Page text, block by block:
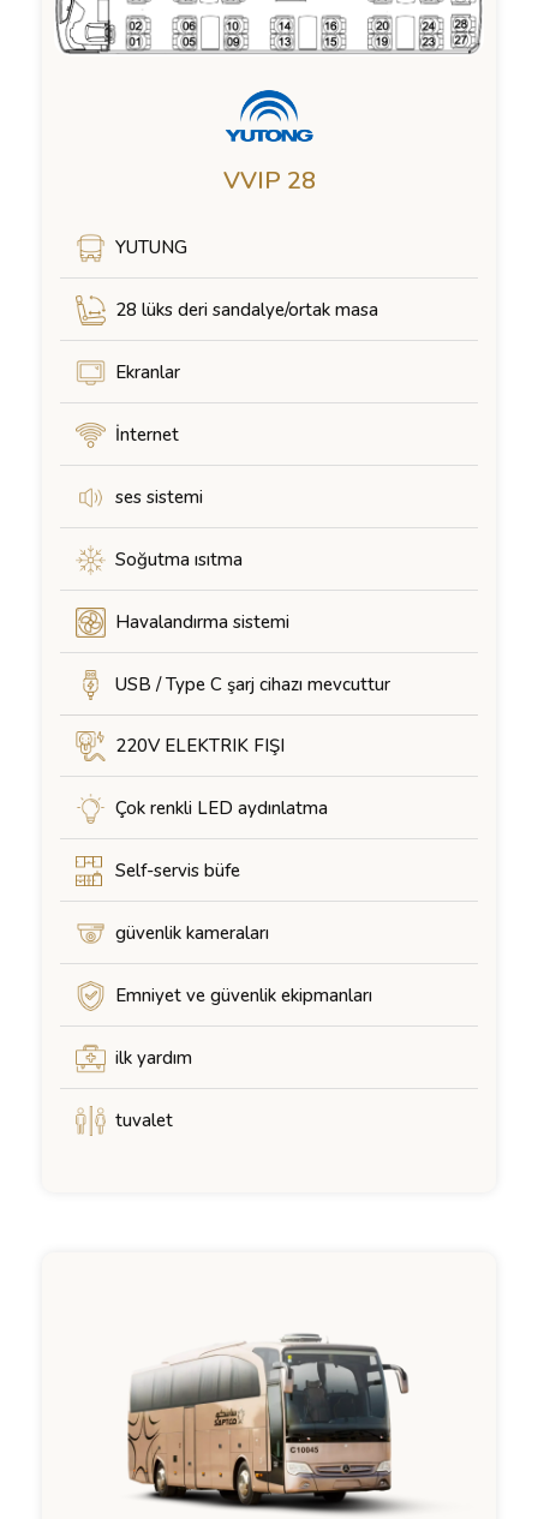
VVIP 28
YUTUNG
28 lüks deri sandalye/ortak masa
Ekranlar
İnternet
ses sistemi
Soğutma ısıtma
Havalandırma sistemi
USB / Type C şarj cihazı mevcuttur
220V ELEKTRIK FIŞI
Çok renkli LED aydınlatma
Self-servis büfe
güvenlik kameraları
Emniyet ve güvenlik ekipmanları
ilk yardım
tuvalet